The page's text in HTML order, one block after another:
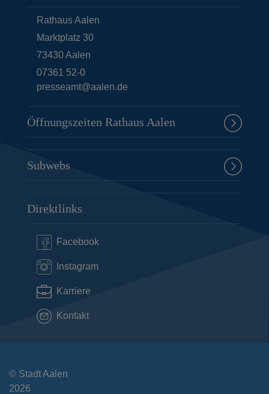
Rathaus Aalen
Marktplatz 30
73430Aalen
07361 52-0
presseamt@aalen.de
Öffnungszeiten Rathaus Aalen
Subwebs
Direktlinks
Facebook
Instagram
Karriere
Kontakt
© Stadt Aalen
2026